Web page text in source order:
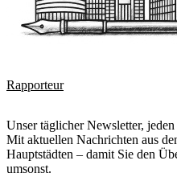
Rapporteur
Unser täglicher Newsletter,
Mit aktuellen Nachrichten aus
Hauptstädten – damit Sie den
umsonst.